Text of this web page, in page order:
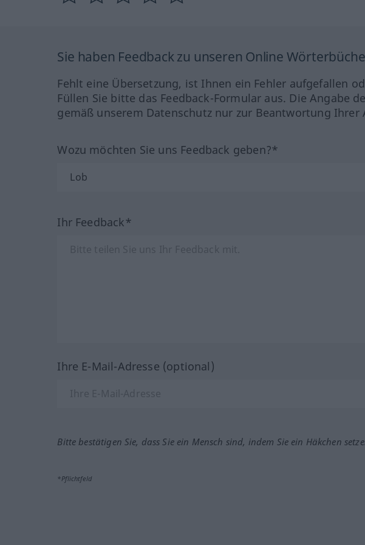
Sie haben Feedback zu unseren Online
Fehlt eine Übersetzung, ist Ihnen ein Fehler aufgefallen
Füllen Sie bitte das Feedback-Formular aus. Die Angabe
gemäß unserem Datenschutz nur zur Beantwortung Ihrer
Wozu möchten Sie uns Feedback geben?*
Ihr Feedback*
Ihre E-Mail-Adresse (optional)
Bitte bestätigen Sie, dass Sie ein Mensch sind, indem Sie ein Häkchen
*Pflichtfeld